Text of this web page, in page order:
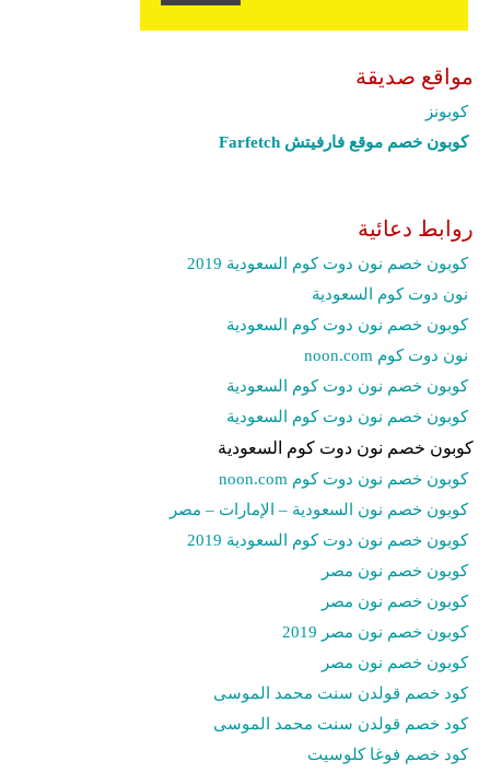
مواقع صديقة
كوبونز
كوبون خصم موقع فارفيتش Farfetch‎
روابط دعائية
كوبون خصم نون دوت كوم السعودية 2019
نون دوت كوم السعودية
كوبون خصم نون دوت كوم السعودية
نون دوت كوم noon.com
كوبون خصم نون دوت كوم السعودية
كوبون خصم نون دوت كوم السعودية
كوبون خصم نون دوت كوم السعودية
كوبون خصم نون دوت كوم noon.com
كوبون خصم نون السعودية – الإمارات – مصر
كوبون خصم نون دوت كوم السعودية 2019
كوبون خصم نون مصر
كوبون خصم نون مصر
كوبون خصم نون مصر 2019
كوبون خصم نون مصر
كود خصم قولدن سنت محمد الموسى
كود خصم قولدن سنت محمد الموسى
كود خصم فوغا كلوسيت